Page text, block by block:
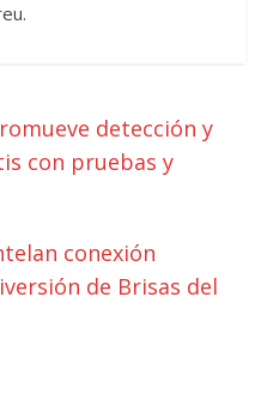
detección y
con pruebas y
conexión
de Brisas del